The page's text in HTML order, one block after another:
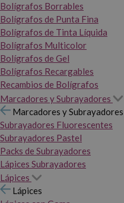
Bolígrafos Borrables
Bolígrafos de Punta Fina
Bolígrafos de Tinta Líquida
Bolígrafos Multicolor
Bolígrafos de Gel
Bolígrafos Recargables
Recambios de Bolígrafos
Marcadores y Subrayadores
Marcadores y Subrayadores
Subrayadores Fluorescentes
Subrayadores Pastel
Packs de Subrayadores
Lápices Subrayadores
Lápices
Lápices